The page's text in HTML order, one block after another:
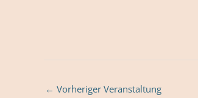
← Vorheriger Veranstaltung